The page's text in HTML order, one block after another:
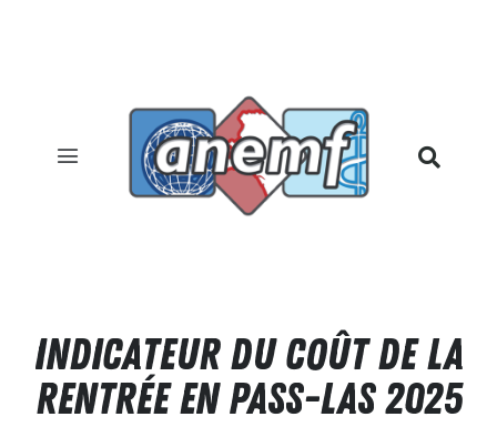
Indicateur du coût de la
rentrée en PASS-LAS 2025